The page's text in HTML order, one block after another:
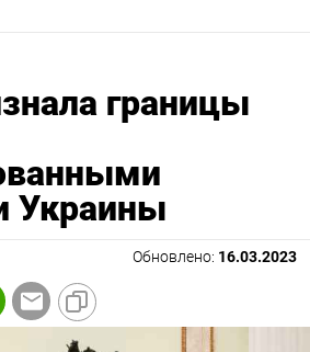
границы
Украины
Обновлено: 16.03.2023